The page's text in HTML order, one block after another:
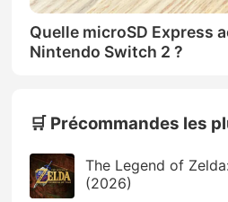
Quelle microSD Express
Nintendo Switch 2 ?
🛒 Précommandes les
The Legend of
(2026)